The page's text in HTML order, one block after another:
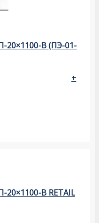
20×1100-B (ПЭ-01-
+
B RETAIL